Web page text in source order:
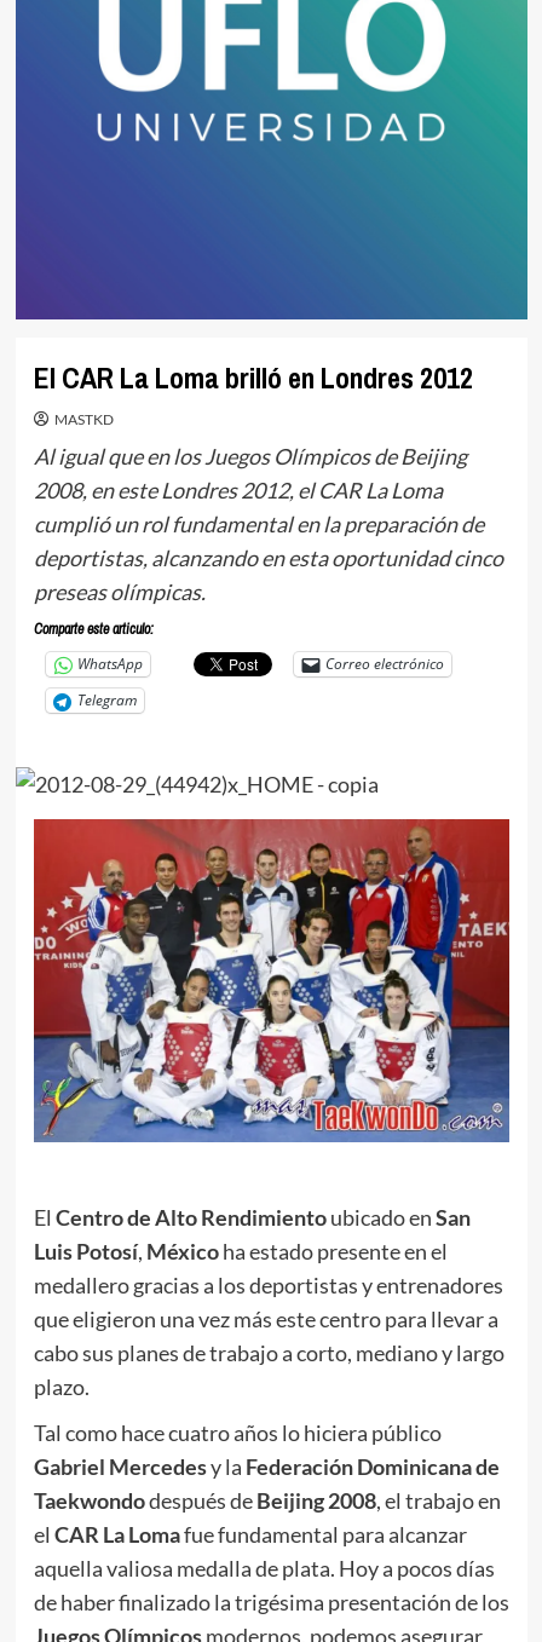
El CAR La Loma brilló en Londres 2012
MASTKD
Al igual que en los Juegos Olímpicos de Beijing
2008, en este Londres 2012, el CAR La Loma
cumplió un rol fundamental en la preparación de
deportistas, alcanzando en esta oportunidad cinco
preseas olímpicas.
Comparte este articulo:
WhatsApp
Correo electrónico
Telegram
El Centro de Alto Rendimientoubicado enSan
Luis Potosí, Méxicoha estado presente en el
medallero gracias a los deportistas y entrenadores
que eligieron una vez más este centro para llevar a
cabo sus planes de trabajo a corto, mediano y largo
plazo.
Tal como hace cuatro años lo hiciera público
Gabriel Mercedesy la Federación Dominicana de
Taekwondodespués deBeijing 2008, el trabajo en
el CAR La Lomafue fundamental para alcanzar
aquella valiosa medalla de plata. Hoy a pocos días
de haber finalizado la trigésima presentación de los
Juegos Olímpicosmodernos, podemos asegurar